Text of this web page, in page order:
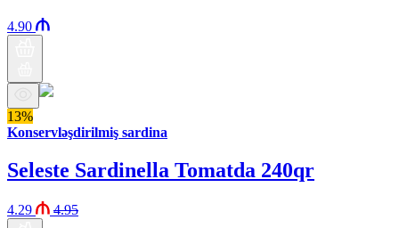
4.90
13%
Konservləşdirilmiş sardina
Seleste Sardinella Tomatda 240qr
4.29 4.95